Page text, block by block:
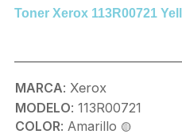
Toner Xerox 113R00721
MARCA: Xerox
MODELO: 113R00721
COLOR: Amarillo 🟡